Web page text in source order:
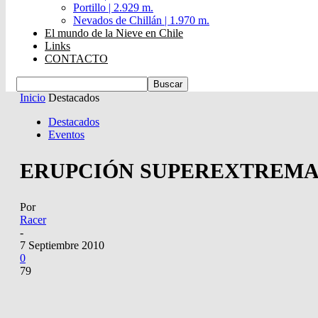
Portillo | 2.929 m.
Nevados de Chillán | 1.970 m.
El mundo de la Nieve en Chile
Links
CONTACTO
Inicio Destacados
Destacados
Eventos
ERUPCIÓN
Por
Racer
-
7 Septiembre 2010
0
79